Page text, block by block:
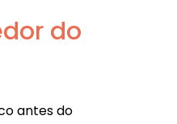
do
antes do